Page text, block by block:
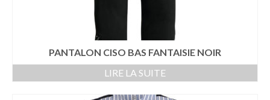
PANTALON CISO BAS FANTAISIE NOIR
LIRE LA SUITE